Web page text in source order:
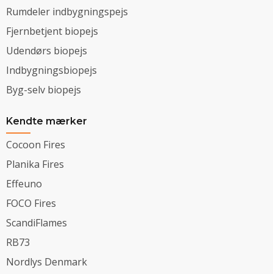
Rumdeler indbygningspejs
Fjernbetjent biopejs
Udendørs biopejs
Indbygningsbiopejs
Byg-selv biopejs
Kendte mærker
Cocoon Fires
Planika Fires
Effeuno
FOCO Fires
ScandiFlames
RB73
Nordlys Denmark